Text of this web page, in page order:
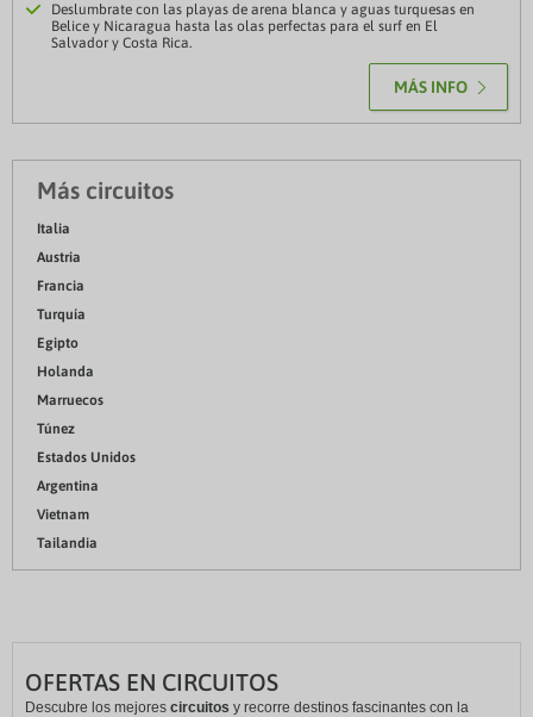
Deslumbrate con las playas de arena blanca y aguas turquesas en
Belice y Nicaragua hasta las olas perfectas para el surf en El
Salvador y Costa Rica.
MÁS INFO
Más circuitos
Italia
Austria
Francia
Turquía
Egipto
Holanda
Marruecos
Túnez
Estados Unidos
Argentina
Vietnam
Tailandia
OFERTAS EN CIRCUITOS
Descubre los mejores circuitos y recorre destinos fascinantes con la